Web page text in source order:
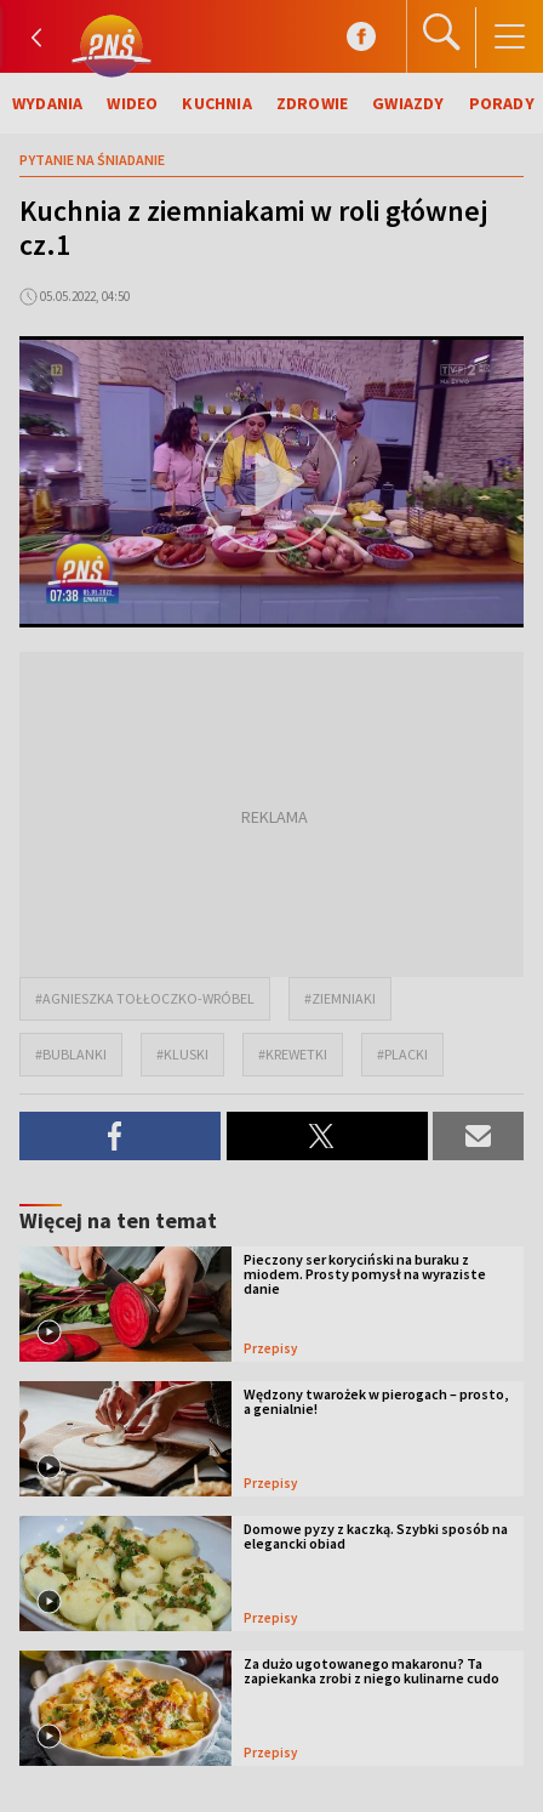
WYDANIA WIDEO KUCHNIA ZDROWIE GWIAZDY PORADY
PYTANIE NA ŚNIADANIE
Kuchnia z ziemniakami w roli głównej
cz.1
05.05.2022, 04:50
#AGNIESZKA TOŁŁOCZKO-WRÓBEL #ZIEMNIAKI
#BUBLANKI #KLUSKI #KREWETKI #PLACKI
Więcej na ten temat
Pieczony ser koryciński na buraku z
miodem. Prosty pomysł na wyraziste
danie
Przepisy
Wędzony twarożek w pierogach – prosto,
a genialnie!
Przepisy
Domowe pyzy z kaczką. Szybki sposób na
elegancki obiad
Przepisy
Za dużo ugotowanego makaronu? Ta
zapiekanka zrobi z niego kulinarne cudo
Przepisy